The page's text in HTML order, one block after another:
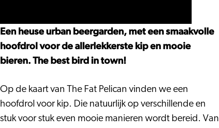
Fat
Pelican
Fat
Pelican
Een heuse urban beergarden, met een smaakvolle
hoofdrol voor de allerlekkerste kip en mooie
bieren. The best bird in town!
Op de kaart van The Fat Pelican vinden we een
hoofdrol voor kip. Die natuurlijk op verschillende en
stuk voor stuk even mooie manieren wordt bereid. Van